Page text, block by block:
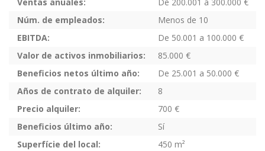
Núm. de empleados:
Menos de 10
EBITDA:
De 50.001 a 100.000 €
Valor de activos inmobiliarios:
85.000 €
Beneficios netos último año:
De 25.001 a 50.000 €
Años de contrato de alquiler:
8
Precio alquiler:
700 €
Beneficios último año:
Sí
Superfície del local:
450 m²